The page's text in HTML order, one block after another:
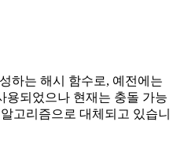
하는 해시 함수로, 예전에는
용되었으나 현재는 충돌 가능
고리즘으로 대체되고 있습니